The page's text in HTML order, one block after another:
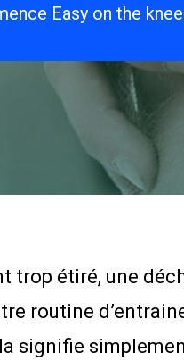
Easy on the
trop étiré, une
routine
signifie